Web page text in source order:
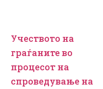
Учеството на
граѓаните во
процесот на
спроведување на